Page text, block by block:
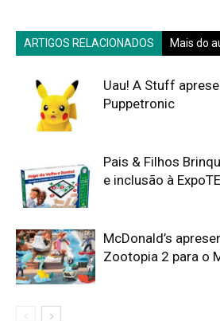
ARTIGOS RELACIONADOS Mais do
Uau! A Stuff
Puppetronic
Pais & Filhos
e inclusão à
McDonald’s
Zootopia 2 para o